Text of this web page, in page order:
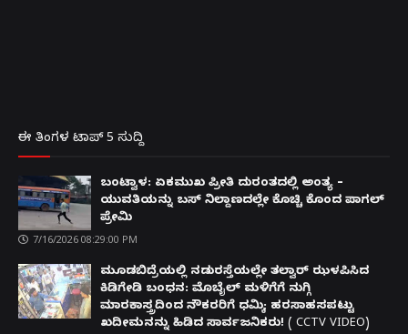
ಈ ತಿಂಗಳ ಟಾಪ್ 5 ಸುದ್ದಿ
ಬಂಟ್ವಾಳ: ಏಕಮುಖ ಪ್ರೀತಿ ದುರಂತದಲ್ಲಿ ಅಂತ್ಯ –
ಯುವತಿಯನ್ನು ಬಸ್ ನಿಲ್ದಾಣದಲ್ಲೇ ಕೊಚ್ಚಿ ಕೊಂದ ಪಾಗಲ್
ಪ್ರೇಮಿ
7/16/2026 08:29:00 PM
ಮೂಡಬಿದ್ರೆಯಲ್ಲಿ ನಡುರಸ್ತೆಯಲ್ಲೇ ತಲ್ವಾರ್ ಝಳಪಿಸಿದ
ಕಿಡಿಗೇಡಿ ಬಂಧನ: ಮೊಬೈಲ್ ಮಳಿಗೆಗೆ ನುಗ್ಗಿ
ಮಾರಕಾಸ್ತ್ರದಿಂದ ನೌಕರರಿಗೆ ಧಮ್ಕಿ; ಹರಸಾಹಸಪಟ್ಟು
ಖದೀಮನನ್ನು ಹಿಡಿದ ಸಾರ್ವಜನಿಕರು! ( CCTV VIDEO)